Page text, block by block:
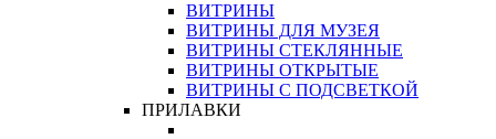
ВИТРИНЫ
ВИТРИНЫ ДЛЯ МУЗЕЯ
ВИТРИНЫ СТЕКЛЯННЫЕ
ВИТРИНЫ ОТКРЫТЫЕ
ВИТРИНЫ С ПОДСВЕТКОЙ
ПРИЛАВКИ